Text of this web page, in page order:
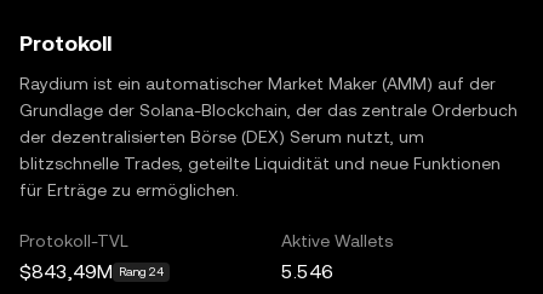
Protokoll
Raydium ist ein automatischer Market Maker (AMM) auf der
Grundlage der Solana-Blockchain, der das zentrale Orderbuch
der dezentralisierten Börse (DEX) Serum nutzt, um
blitzschnelle Trades, geteilte Liquidität und neue Funktionen
für Erträge zu ermöglichen.
Protokoll-TVL
$843,49M Rang 24
Aktive Wallets
5.546